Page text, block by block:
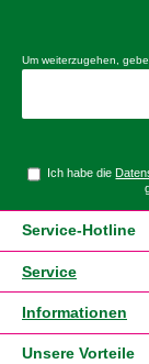
Um weiterzugehen,
Ich habe die
Service-Hotline
Service
Informationen
Unsere Vorteile